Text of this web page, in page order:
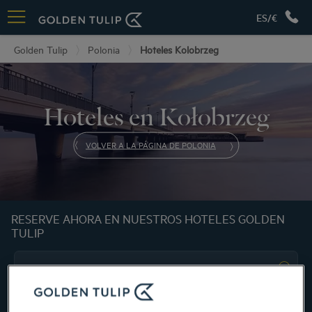
ES/€
Golden Tulip Polonia Hoteles Kolobrzeg
Hoteles en Kołobrzeg
VOLVER A LA PÁGINA DE POLONIA
RESERVE AHORA EN NUESTROS HOTELES GOLDEN
TULIP